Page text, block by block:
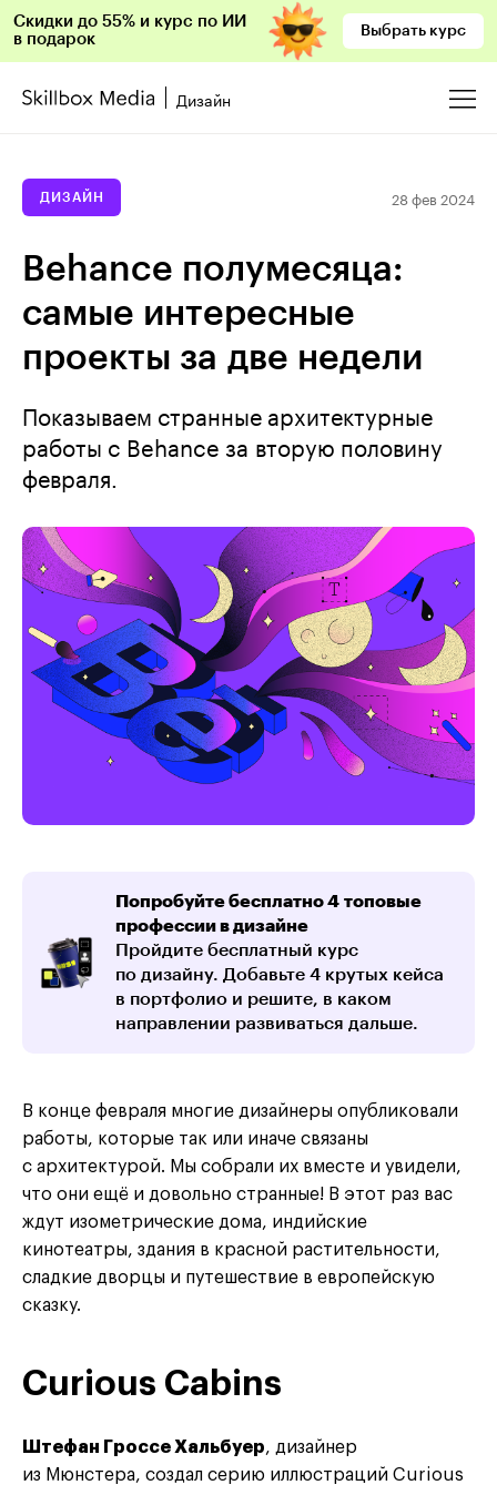
Скидки до 55% и курс по ИИ
в подарок
Выбрать курс
Дизайн
ДИЗАЙН 28 фев 2024
Behance полумесяца:
самые интересные
проекты за две недели
Показываем странные архитектурные
работы с Behance за вторую половину
февраля.
Попробуйте бесплатно 4 топовые
профессии в дизайне
Пройдите бесплатный курс
по дизайну. Добавьте 4 крутых кейса
в портфолио и решите, в каком
направлении развиваться дальше.
В конце февраля многие дизайнеры опубликовали
работы, которые так или иначе связаны
с архитектурой. Мы собрали их вместе и увидели,
что они ещё и довольно странные! В этот раз вас
ждут изометрические дома, индийские
кинотеатры, здания в красной растительности,
сладкие дворцы и путешествие в европейскую
сказку.
Curious Cabins
Штефан Гроссе Хальбуер, дизайнер
из Мюнстера, создал серию иллюстраций Curious